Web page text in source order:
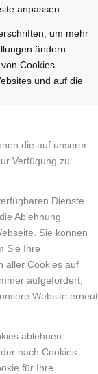
anpassen.
um mehr
ändern.
Cookies
und auf die
die auf unserer
Verfügung zu
Dienste
Ablehnung
Sie können
Sie Ihre
aller Cookies auf
aufgefordert,
Website erneut
ablehnen
nach Cookies
für Ihre